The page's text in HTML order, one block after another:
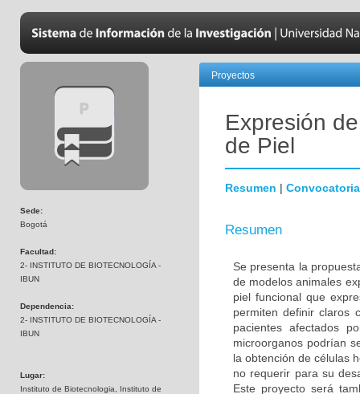
Sede:
Bogotá
Facultad:
2- INSTITUTO DE BIOTECNOLOGÍA -
IBUN
Dependencia:
2- INSTITUTO DE BIOTECNOLOGÍA -
IBUN
Lugar:
Instituto de Biotecnologia, Instituto de
Proyectos
Expresión
de Piel
Resumen | Convocatoria
Resumen
Se presenta la
de modelos animales
piel funcional que
permiten definir claros
pacientes afectados
microorganos podrían
la obtención de células
no requerir para su
Este proyecto será